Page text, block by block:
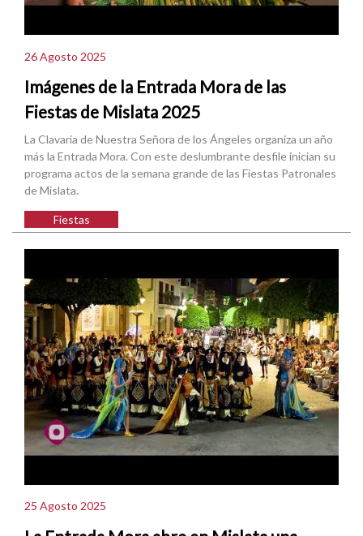
26 Agosto 2025
Imágenes de la Entrada Mora de las
Fiestas de Mislata 2025
La Clavaría de Nuestra Señora de los Ángeles organiza un año
más la Entrada Mora. Con este deslumbrante desfile inician su
programa actos de la semana grande de las Fiestas Patronales
de Mislata.
Fiestas
25 Agosto 2025